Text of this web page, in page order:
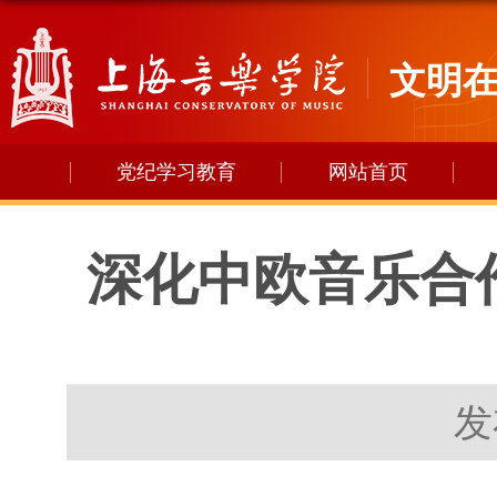
文明
党纪学习教育 网站首页
深化中欧音乐合